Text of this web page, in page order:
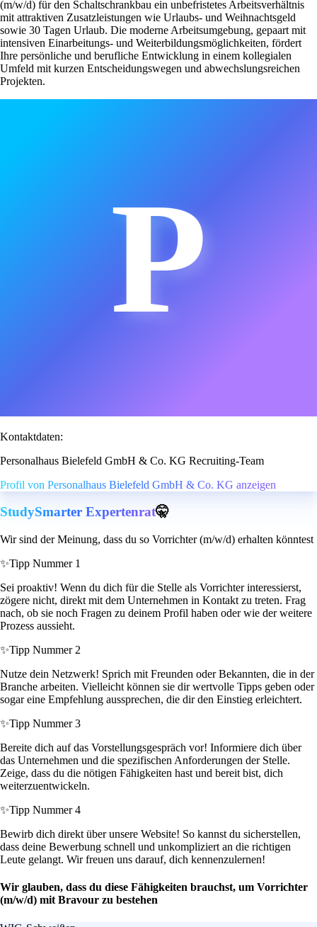
(m/w/d) für den Schaltschrankbau ein unbefristetes Arbeitsverhältnis
mit attraktiven Zusatzleistungen wie Urlaubs- und Weihnachtsgeld
sowie 30 Tagen Urlaub. Die moderne Arbeitsumgebung, gepaart mit
intensiven Einarbeitungs- und Weiterbildungsmöglichkeiten, fördert
Ihre persönliche und berufliche Entwicklung in einem kollegialen
Umfeld mit kurzen Entscheidungswegen und abwechslungsreichen
Projekten.
P
Kontaktdaten:
Personalhaus Bielefeld GmbH & Co. KG Recruiting-Team
Profil von Personalhaus Bielefeld GmbH & Co. KG anzeigen
StudySmarter Expertenrat🤫
Wir sind der Meinung, dass du so Vorrichter (m/w/d) erhalten könntest
✨Tipp Nummer 1
Sei proaktiv! Wenn du dich für die Stelle als Vorrichter interessierst,
zögere nicht, direkt mit dem Unternehmen in Kontakt zu treten. Frag
nach, ob sie noch Fragen zu deinem Profil haben oder wie der weitere
Prozess aussieht.
✨Tipp Nummer 2
Nutze dein Netzwerk! Sprich mit Freunden oder Bekannten, die in der
Branche arbeiten. Vielleicht können sie dir wertvolle Tipps geben oder
sogar eine Empfehlung aussprechen, die dir den Einstieg erleichtert.
✨Tipp Nummer 3
Bereite dich auf das Vorstellungsgespräch vor! Informiere dich über
das Unternehmen und die spezifischen Anforderungen der Stelle.
Zeige, dass du die nötigen Fähigkeiten hast und bereit bist, dich
weiterzuentwickeln.
✨Tipp Nummer 4
Bewirb dich direkt über unsere Website! So kannst du sicherstellen,
dass deine Bewerbung schnell und unkompliziert an die richtigen
Leute gelangt. Wir freuen uns darauf, dich kennenzulernen!
Wir glauben, dass du diese Fähigkeiten brauchst, um Vorrichter
(m/w/d) mit Bravour zu bestehen